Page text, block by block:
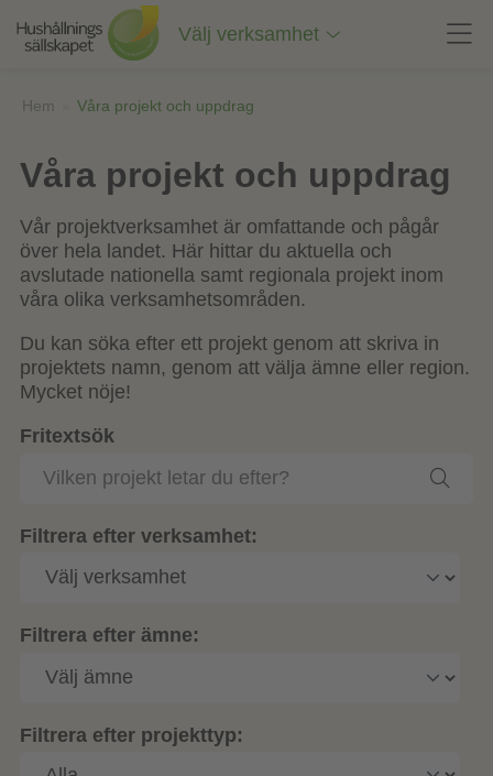
innehåll
Välj verksamhet
Hem Våra projekt och uppdrag
Våra projekt och uppdrag
Vår projektverksamhet är omfattande och pågår
över hela landet. Här hittar du aktuella och
avslutade nationella samt regionala projekt inom
våra olika verksamhetsområden.
Du kan söka efter ett projekt genom att skriva in
projektets namn, genom att välja ämne eller region.
Mycket nöje!
Fritextsök
Filtrera efter verksamhet:
Filtrera efter ämne:
Filtrera efter projekttyp: